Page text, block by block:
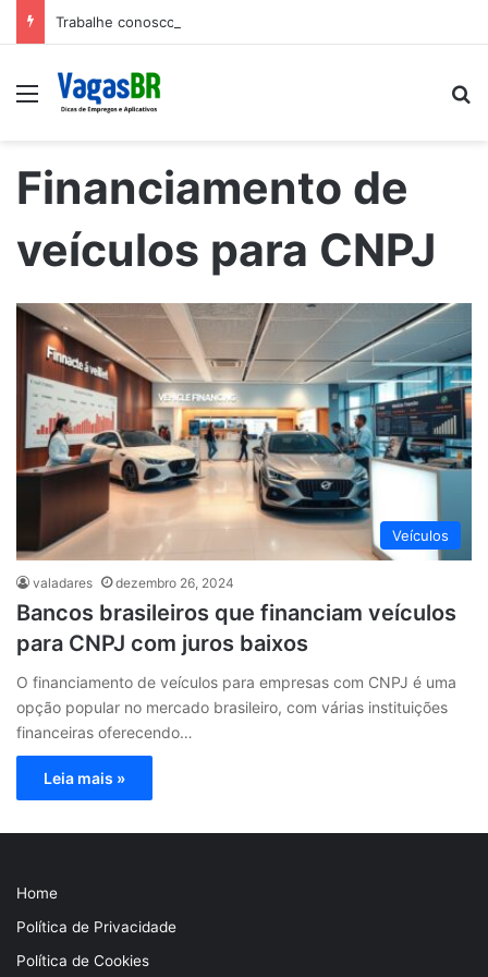
Trabalhe conosco: Vagas abertas na Petrobras
Menu
Financiamento de
veículos para CNPJ
Veículos
valadares dezembro 26, 2024
Bancos brasileiros que financiam veículos
para CNPJ com juros baixos
O financiamento de veículos para empresas com CNPJ é uma
opção popular no mercado brasileiro, com várias instituições
financeiras oferecendo…
Leia mais »
Home
Política de Privacidade
Política de Cookies